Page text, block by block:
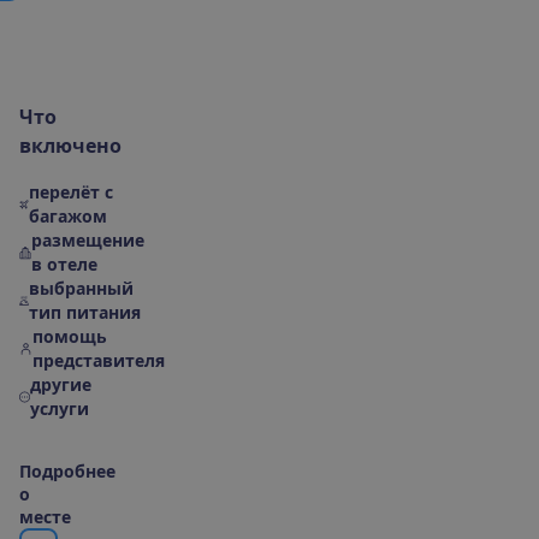
Что
включено
перелёт с
багажом
размещение
в отеле
выбранный
тип питания
помощь
представителя
другие
услуги
Подробнее
о
месте